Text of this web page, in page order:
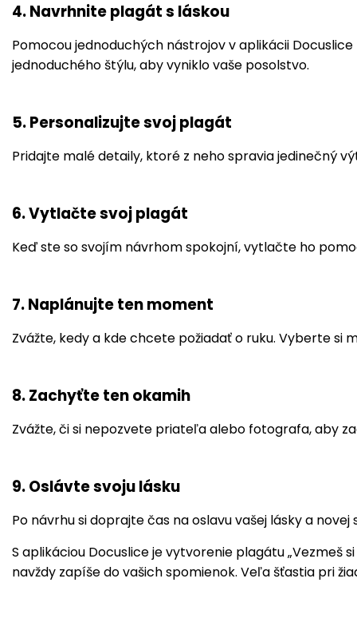
4. Navrhnite plagát s láskou
Pomocou jednoduchých nástrojov v aplikácii
jednoduchého štýlu, aby vyniklo vaše posolstvo.
5. Personalizujte svoj plagát
Pridajte malé detaily, ktoré z neho spravia jedinečný
6. Vytlačte svoj plagát
Keď ste so svojím návrhom spokojní, vytlačte ho
7. Naplánujte ten moment
Zvážte, kedy a kde chcete požiadať o ruku. Vyberte
8. Zachyťte ten okamih
Zvážte, či si nepozvete priateľa alebo fotografa, aby
9. Oslávte svoju lásku
Po návrhu si doprajte čas na oslavu vašej lásky a
S aplikáciou Docuslice je vytvorenie plagátu „Vezmeš
navždy zapíše do vašich spomienok. Veľa šťastia pri